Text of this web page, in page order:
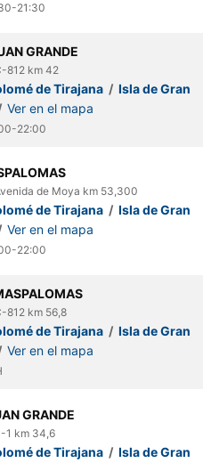
21:30
GRANDE
812 km 42
de Tirajana / Isla de Gran
Ver en el mapa
22:00
de Moya km 53,300
de Tirajana / Isla de Gran
Ver en el mapa
22:00
812 km 56,8
de Tirajana / Isla de Gran
Ver en el mapa
GRANDE
1 km 34,6
de Tirajana / Isla de Gran